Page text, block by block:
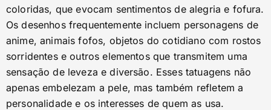
coloridas, que evocam sentimentos de alegria e fofura.
Os desenhos frequentemente incluem personagens de
anime, animais fofos, objetos do cotidiano com rostos
sorridentes e outros elementos que transmitem uma
sensação de leveza e diversão. Esses tatuagens não
apenas embelezam a pele, mas também refletem a
personalidade e os interesses de quem as usa.